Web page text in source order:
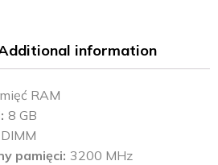
information
RAM
8 GB
DIMM
pamięci 3200 MHz